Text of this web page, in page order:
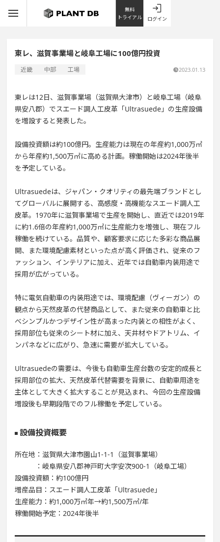
無料
トライアル
ログイン
東レ、滋賀事業場と岐阜工場に100億円投資
近畿 中部 工場 2023.01.13
東レは12日、滋賀事業場（滋賀県大津市）と岐阜工場（岐阜
県安八郡）でスエード調人工皮革「Ultrasuede」の生産設備
を増設すると発表した。
設備投資額は約100億円。生産能力は現在の年産約1,000万㎡
から年産約1,500万㎡に高める計画。稼働開始は2024年後半
を予定している。
Ultrasuedeは、ジャパン・クオリティの最先端ブランドとし
てグローバルに展開する、高感度・高機能なスエード調人工
皮革。1970年に滋賀事業場で生産を開始し、直近では2019年
に約1.6倍の年産約1,000万㎡に生産能力を増強し、現在フル
稼働を続けている。品質や、顧客要求に応じた多彩な商品展
開、また環境配慮素材といった点が高く評価され、従来のフ
ァッション、インテリアに加え、近年では自動車内装用途で
採用が広がっている。
特に電気自動車の内装用途では、環境配慮（ヴィーガン）の
観点から天然皮革の代替商品として、また従来の自動車と比
べシンプルかつデザイン性が高まった内装との相性がよく、
採用部位も従来のシート材に加え、天井材やドアトリム、イ
ンパネなどに広がり、急速に需要が拡大している。
Ultrasuedeの需要は、今後も自動車生産台数の安定的成長と
採用部位の拡大、天然皮革代替需要を背景に、自動車用途を
主体として大きく拡大することが見込まれ、今回の生産設備
増設後も早期段階でのフル稼働を予定している。
設備投資概要
所在地：滋賀県大津市園山1-1-1（滋賀事業場）
：岐阜県安八郡神戸町大字安次900-1（岐阜工場）
設備投資額：約100億円
増産品目：スエード調人工皮革「Ultrasuede」
生産能力：約1,000万㎡年→約1,500万㎡/年
稼働開始予定：2024年後半